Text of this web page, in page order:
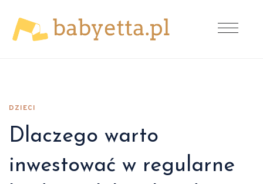
DZIECI
Dlaczego warto
inwestować w regularne